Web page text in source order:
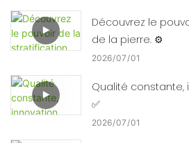
Découvrez le
de la pierre. ⚙️
2026 07 01
Qualité
✅
2026 07 01